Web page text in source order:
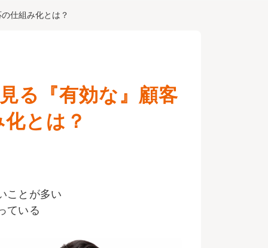
仕組み化とは？
る『有効な』顧客
み化とは？
ことが多い
ている